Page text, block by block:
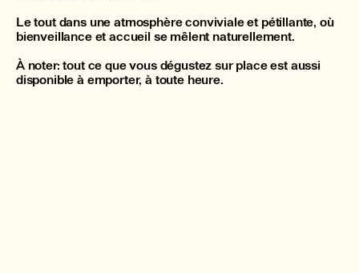
Le tout dans une atmosphère conviviale et pétillante, où
bienveillance et accueil se mêlent naturellement.
À noter: tout ce que vous dégustez sur place est aussi
disponible à emporter, à toute heure.